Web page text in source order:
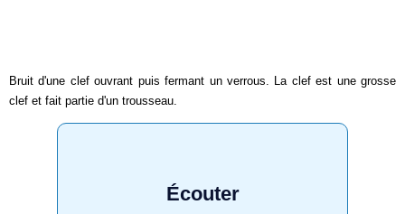
Bruit d'une clef ouvrant puis fermant un verrous. La clef est une grosse
clef et fait partie d'un trousseau.
Écouter